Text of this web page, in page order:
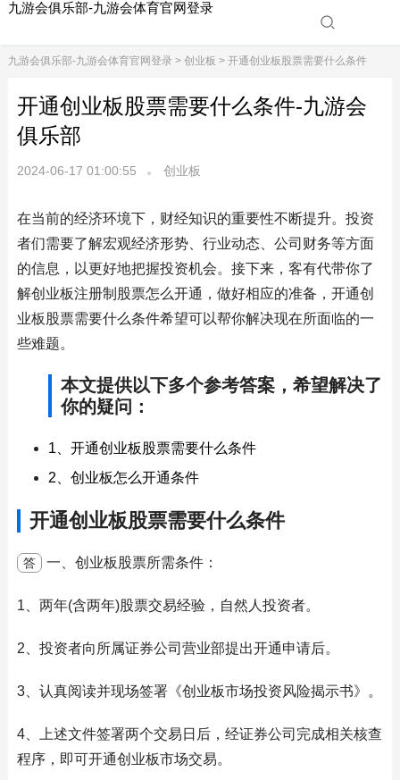
九游会俱乐部-九游会体育官网登录
九游会俱乐部-九游会体育官网登录> 创业板 > 开通创业板股票需要什么条件
开通创业板股票需要什么条件-九游会
俱乐部
2024-06-17 01:00:55 创业板
在当前的经济环境下，财经知识的重要性不断提升。投资
者们需要了解宏观经济形势、行业动态、公司财务等方面
的信息，以更好地把握投资机会。接下来，客有代带你了
解创业板注册制股票怎么开通，做好相应的准备，开通创
业板股票需要什么条件希望可以帮你解决现在所面临的一
些难题。
本文提供以下多个参考答案，希望解决了
你的疑问：
1、开通创业板股票需要什么条件
2、创业板怎么开通条件
开通创业板股票需要什么条件
答 一、创业板股票所需条件：
1、两年(含两年)股票交易经验，自然人投资者。
2、投资者向所属证券公司营业部提出开通申请后。
3、认真阅读并现场签署《创业板市场投资风险揭示书》。
4、上述文件签署两个交易日后，经证券公司完成相关核查
程序，即可开通创业板市场交易。